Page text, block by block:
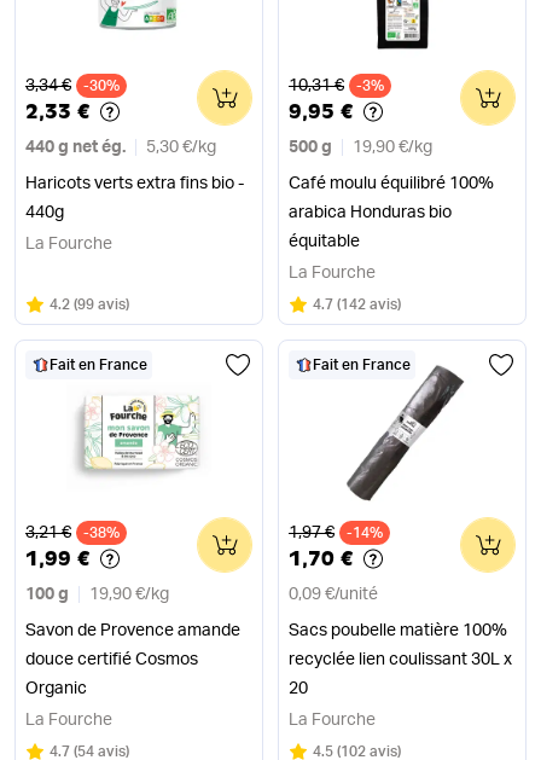
Ancien prix
3,34 € -30%
2,33 €
440 g net ég. 5,30 €/ kg
Haricots verts extra fins bio -
440g
0
La Fourche
Note
4.2 sur 5
(99 avis)
Ancien prix
10,31 € -3%
9,95 €
500 g 19,90 €/ kg
Café moulu équilibré 100%
arabica Honduras bio
équitable
0
La Fourche
Note
4.7 sur 5
(142 avis)
Fait en France
Ancien prix
3,21 € -38%
1,99 €
100 g 19,90 €/ kg
Savon de Provence amande
douce certifié Cosmos
Organic
0
La Fourche
Note
4.7 sur 5
(54 avis)
Fait en France
Ancien prix
1,97 € -14%
1,70 €
0,09 €/unité
Sacs poubelle matière 100%
recyclée lien coulissant 30L x
20
0
La Fourche
Note
4.5 sur 5
(102 avis)